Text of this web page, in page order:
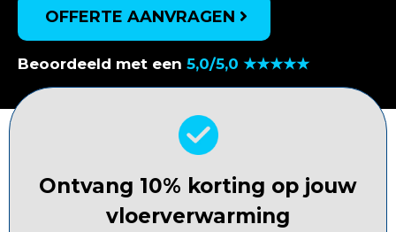
OFFERTE AANVRAGEN
Beoordeeld met een 5,0/5,0 ★★★★★
Ontvang 10% korting op jouw
vloerverwarming